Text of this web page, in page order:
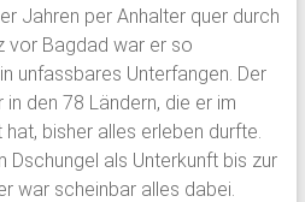
Jahren per Anhalter quer durch
vor Bagdad war er so
unfassbares Unterfangen. Der
den 78 Ländern, die er im
bisher alles erleben durfte.
Dschungel als Unterkunft bis zur
war scheinbar alles dabei.